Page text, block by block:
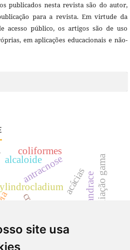
site usa
publicados nesta revista são do autor,
para a revista. Em virtude da
acesso público, os artigos são de uso
em aplicações educacionais e não-
creatinina
dicksonia sellowiana
acácias radiação gama
landrace
samambaia
antracnose
alcaloide
coliformes